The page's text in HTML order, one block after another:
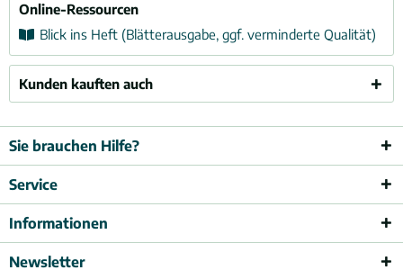
Online-Ressourcen
Blick ins Heft (Blätterausgabe, ggf. verminderte Qualität)
Kunden kauften auch
Sie brauchen Hilfe?
Service
Informationen
Newsletter